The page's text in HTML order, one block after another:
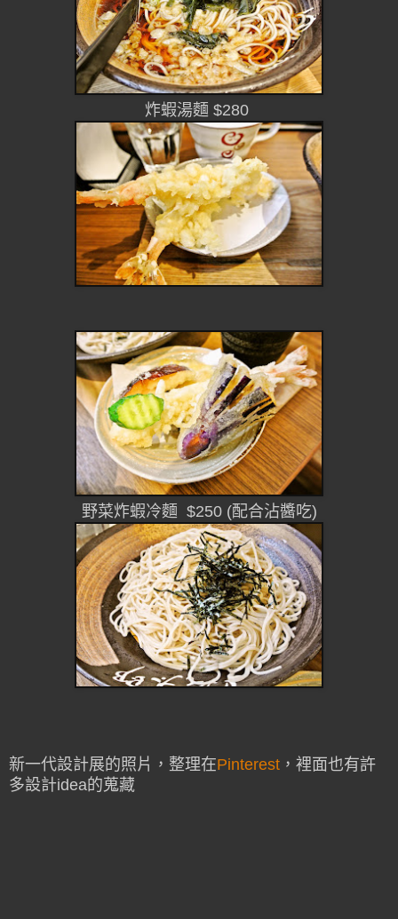
炸蝦湯麵 $280
野菜炸蝦冷麵 $250 (配合沾醬吃)
新一代設計展的照片，整理在Pinterest ，裡面也有許
多設計idea的蒐藏